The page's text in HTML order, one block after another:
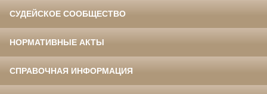
СУДЕЙСКОЕ СООБЩЕСТВО
НОРМАТИВНЫЕ АКТЫ
СПРАВОЧНАЯ ИНФОРМАЦИЯ